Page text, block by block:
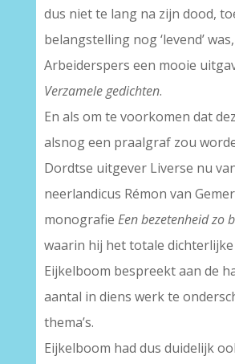
dus niet te lang na zijn dood,
belangstelling nog ‘levend’
Arbeiderspers een mooie
Verzamele gedichten.
En als om te voorkomen dat
alsnog een praalgraf zou
Dordtse uitgever Liverse nu
neerlandicus Rémon van
monografie Een bezetenheid zo
waarin hij het totale
Eijkelboom bespreekt aan de
aantal in diens werk te
thema’s.
Eijkelboom had dus duidelijk